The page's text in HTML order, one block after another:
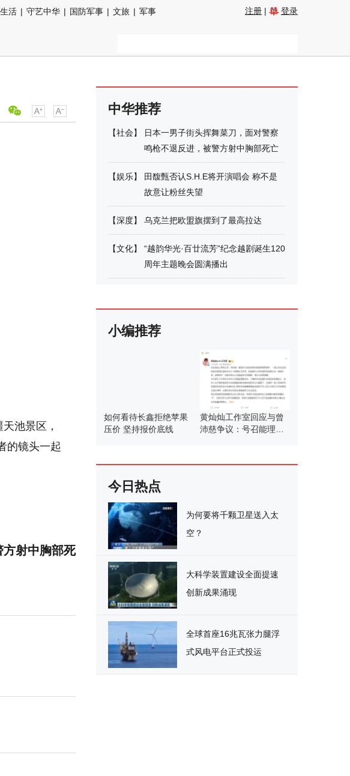
生活 | 守艺中华 | 国防军事 | 文旅 | 军事
注册 | 登录
池景区，
的镜头一起
方射中胸部死
中华推荐
【社会】
日本一男子街头挥舞菜刀，面对警察
鸣枪不退反进，被警方射中胸部死亡
【娱乐】
田馥甄否认S.H.E将开演唱会 称不是
故意让粉丝失望
【深度】 乌克兰把欧盟旗摆到了最高拉达
【文化】
“越韵华光·百廿流芳”纪念越剧诞生120
周年主题晚会圆满播出
小编推荐
如何看待长鑫拒绝苹果
压价 坚持报价底线
黄灿灿工作室回应与曾
沛慈争议：号召能理智
今日热点
为何要将千颗卫星送入太
空？
大科学装置建设全面提速
创新成果涌现
全球首座16兆瓦张力腿浮
式风电平台正式投运